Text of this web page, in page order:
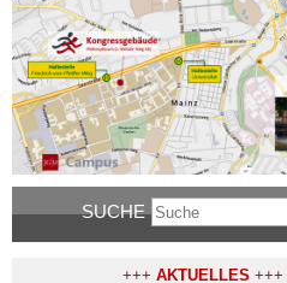
SUCHE
+++ AKTUELLES +++